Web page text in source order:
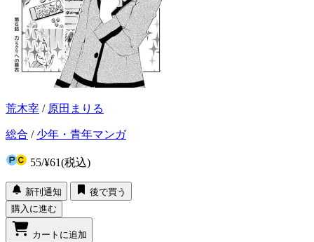
荒木宰 / 原田まりる
総合 / 少年・青年マンガ
55/¥61(税込)
新刊通知
後で買う
購入に進む
カートに追加